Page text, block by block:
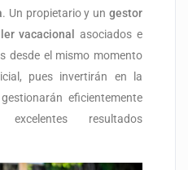
. Un propietario y un gestor
vacacional
asociados e
desde el mismo momento
pues invertirán en la
eficientemente
resultados